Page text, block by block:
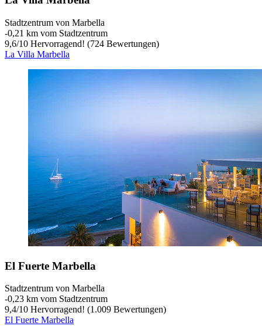
Stadtzentrum von Marbella
‐0,21 km vom Stadtzentrum
9,6/10 Hervorragend! (724 Bewertungen)
La Villa Marbella
El Fuerte Marbella
Stadtzentrum von Marbella
‐0,23 km vom Stadtzentrum
9,4/10 Hervorragend! (1.009 Bewertungen)
El Fuerte Marbella